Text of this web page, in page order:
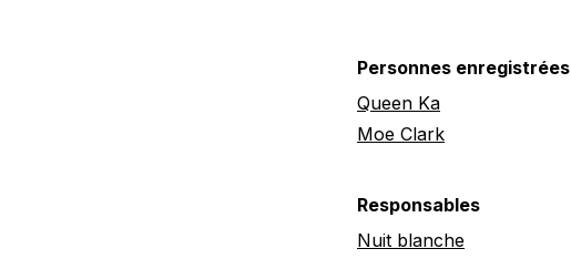
Personnes enregistrées
Queen Ka
Moe Clark
Responsables
Nuit blanche